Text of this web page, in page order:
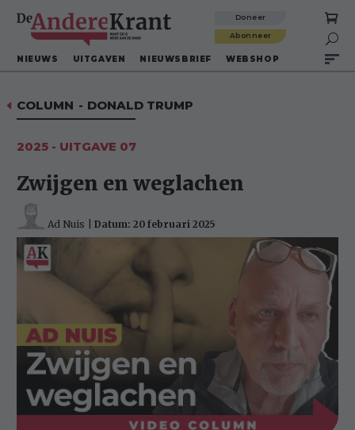
Doneer
Abonneer 
NIEUWS UITGAVEN NIEUWSBRIEF WEBSHOP
D COLUMN - DONALD TRUMP
2025 - UITGAVE 07
Zwijgen en weglachen
Ad Nuis Datum: 20 februari 2025